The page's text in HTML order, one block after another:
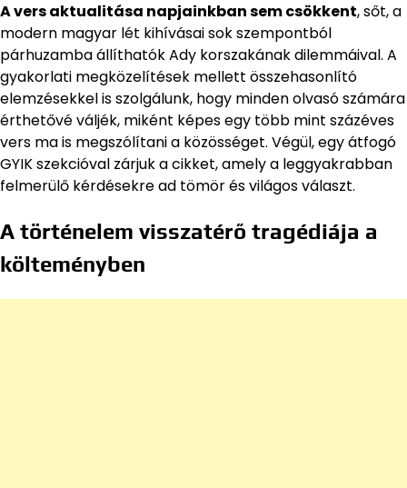
A vers aktualitása napjainkban sem csökkent, sőt, a
modern magyar lét kihívásai sok szempontból
párhuzamba állíthatók Ady korszakának dilemmáival. A
gyakorlati megközelítések mellett összehasonlító
elemzésekkel is szolgálunk, hogy minden olvasó számára
érthetővé váljék, miként képes egy több mint százéves
vers ma is megszólítani a közösséget. Végül, egy átfogó
GYIK szekcióval zárjuk a cikket, amely a leggyakrabban
felmerülő kérdésekre ad tömör és világos választ.
A történelem visszatérő tragédiája a
költeményben